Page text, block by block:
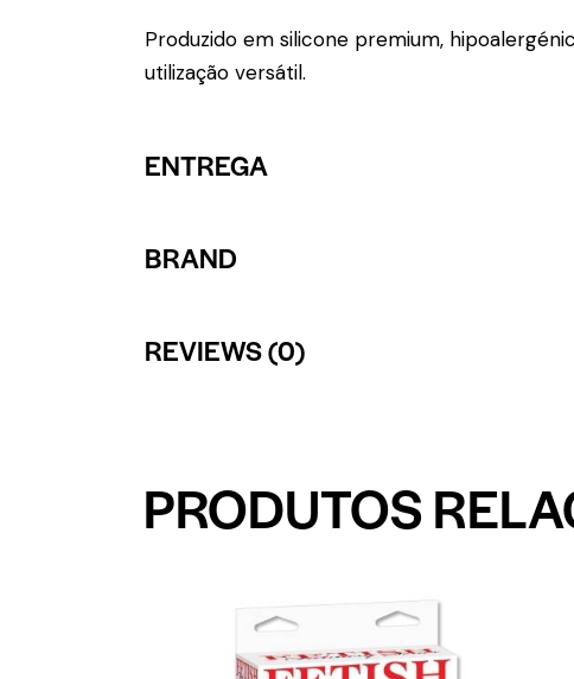
Produzido em silicone premium,
utilização versátil.
ENTREGA
BRAND
REVIEWS (0)
PRODUTOS